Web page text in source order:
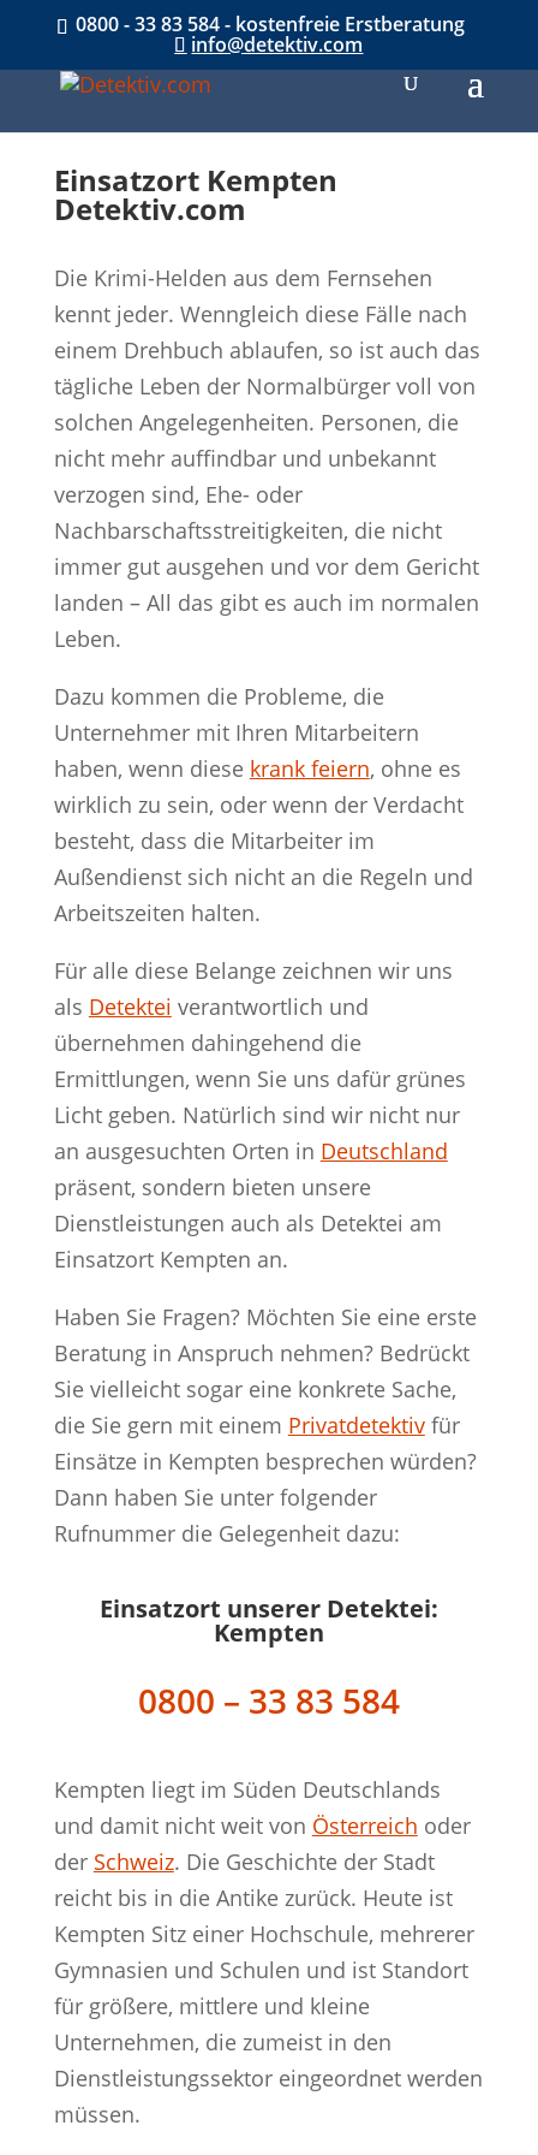
0800 - 33 83 584 - kostenfreie Erstberatung
info@detektiv.com
Einsatzort Kempten
Detektiv.com
Die Krimi-Helden aus dem Fernsehen
kennt jeder. Wenngleich diese Fälle nach
einem Drehbuch ablaufen, so ist auch das
tägliche Leben der Normalbürger voll von
solchen Angelegenheiten. Personen, die
nicht mehr auffindbar und unbekannt
verzogen sind, Ehe- oder
Nachbarschaftsstreitigkeiten, die nicht
immer gut ausgehen und vor dem Gericht
landen – All das gibt es auch im normalen
Leben.
Dazu kommen die Probleme, die
Unternehmer mit Ihren Mitarbeitern
haben, wenn diese krank feiern, ohne es
wirklich zu sein, oder wenn der Verdacht
besteht, dass die Mitarbeiter im
Außendienst sich nicht an die Regeln und
Arbeitszeiten halten.
Für alle diese Belange zeichnen wir uns
als Detektei verantwortlich und
übernehmen dahingehend die
Ermittlungen, wenn Sie uns dafür grünes
Licht geben. Natürlich sind wir nicht nur
an ausgesuchten Orten in Deutschland
präsent, sondern bieten unsere
Dienstleistungen auch als Detektei am
Einsatzort Kempten an.
Haben Sie Fragen? Möchten Sie eine erste
Beratung in Anspruch nehmen? Bedrückt
Sie vielleicht sogar eine konkrete Sache,
die Sie gern mit einem Privatdetektivfür
Einsätze in Kempten besprechen würden?
Dann haben Sie unter folgender
Rufnummer die Gelegenheit dazu:
Einsatzort unserer Detektei:
Kempten
0800 – 33 83 584
Kempten liegt im Süden Deutschlands
und damit nicht weit von Österreich oder
der Schweiz. Die Geschichte der Stadt
reicht bis in die Antike zurück. Heute ist
Kempten Sitz einer Hochschule, mehrerer
Gymnasien und Schulen und ist Standort
für größere, mittlere und kleine
Unternehmen, die zumeist in den
Dienstleistungssektor eingeordnet werden
müssen.